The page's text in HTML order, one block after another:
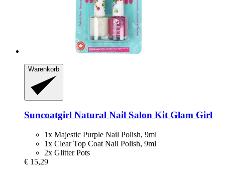
Warenkorb
Suncoatgirl Natural Nail Salon Kit Glam Girl
1x Majestic Purple Nail Polish, 9ml
1x Clear Top Coat Nail Polish, 9ml
2x Glitter Pots
€ 15,29